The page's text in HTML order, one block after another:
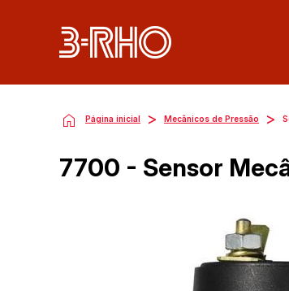
Página inicial > Mecânicos de Pressão >
7700 - Sensor